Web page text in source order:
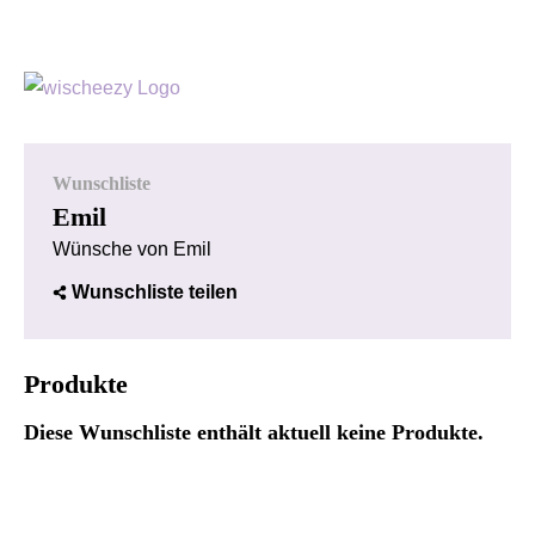
Wunschliste
Emil
Wünsche von Emil
Wunschliste teilen
Produkte
Diese Wunschliste enthält aktuell keine Produkte.